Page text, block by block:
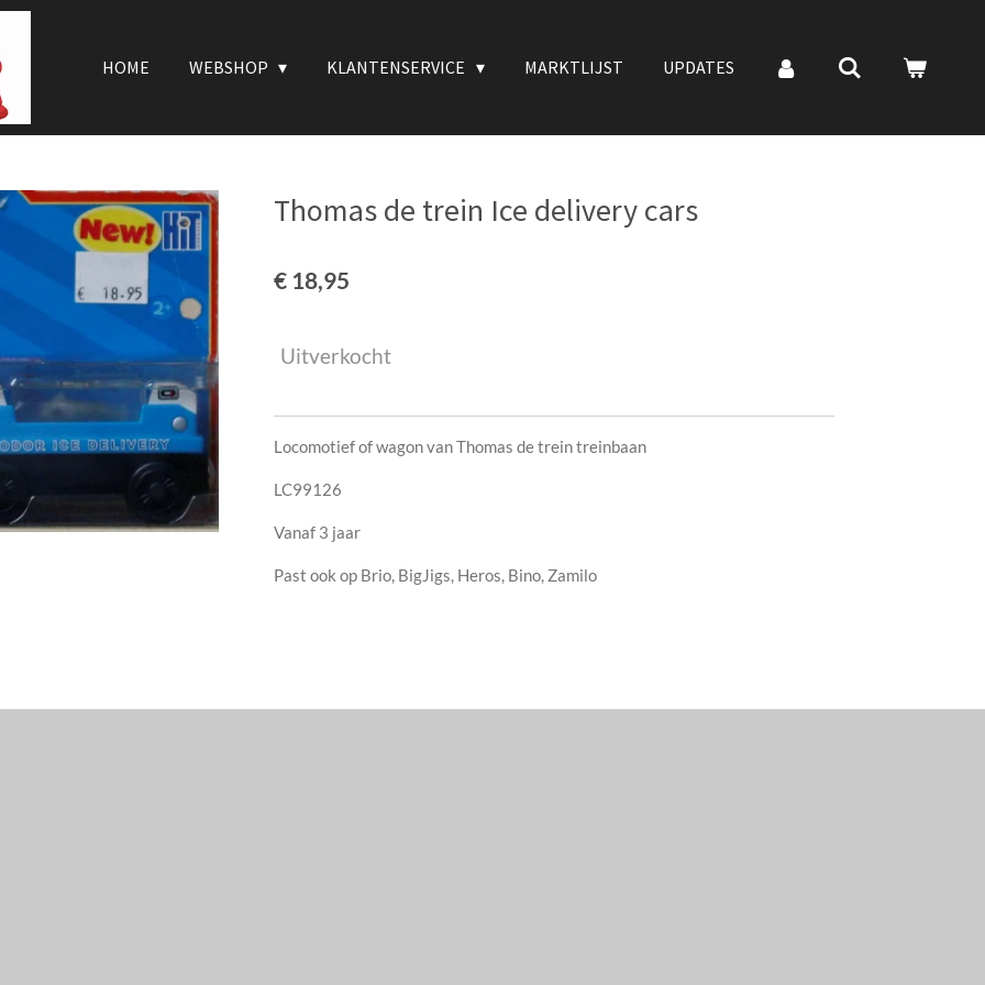
HOME WEBSHOP KLANTENSERVICE MARKTLIJST UPDATES
Thomas de trein Ice delivery cars
€ 18,95
Uitverkocht
Locomotief of wagon van Thomas de trein treinbaan
LC99126
Vanaf 3 jaar
Past ook op Brio, BigJigs, Heros, Bino, Zamilo